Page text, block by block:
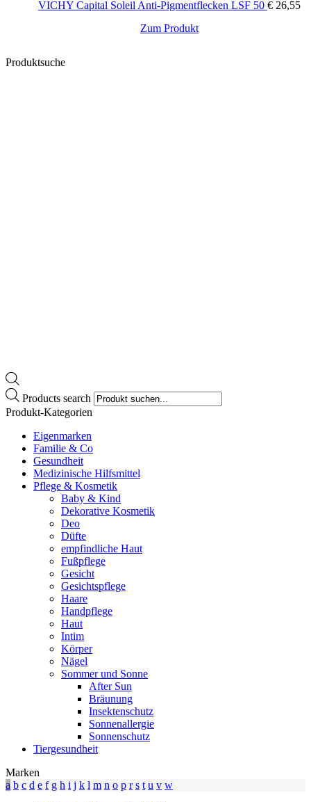
SODIUM BENZOATE. SODIUM HYALURONATE. SODIUM
PHYTATE. TOCOPHEROL. TOCOPHERYL GLUCOSIDE.
Dem Verbraucher wird empfohlen, die Zusammensetzung des
VICHY Capital Soleil Anti-Pigmentflecken LSF 50 € 26,55
Zum Produkt
Produktsuche
Products search
Produkt-Kategorien
Eigenmarken
Familie & Co
Gesundheit
Medizinische Hilfsmittel
Pflege & Kosmetik
Baby & Kind
Dekorative Kosmetik
Deo
Düfte
empfindliche Haut
Fußpflege
Gesicht
Gesichtspflege
Haare
Handpflege
Haut
Intim
Körper
Nägel
Sommer und Sonne
After Sun
Bräunung
Insektenschutz
Sonnenallergie
Sonnenschutz
Tiergesundheit
Marken
a b c d e f g h i j k l m n o p r s t u v w